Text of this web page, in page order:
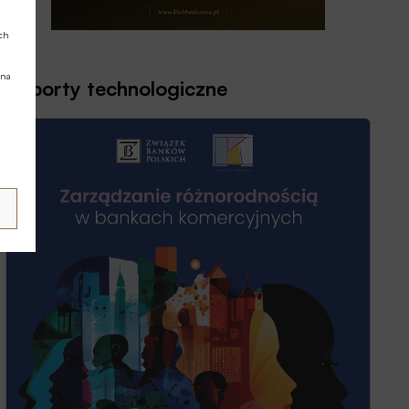
Raporty technologiczne